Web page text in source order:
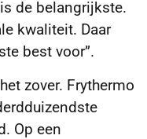
de belangrijkste.
kwaliteit. Daar
best voor”.
zover. Frythermo
Op een